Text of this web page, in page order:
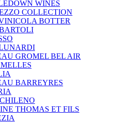
WINES
COLLECTION
BOTTER
GROMEL BEL AIR
BARREYRES
THOMAS ET FILS